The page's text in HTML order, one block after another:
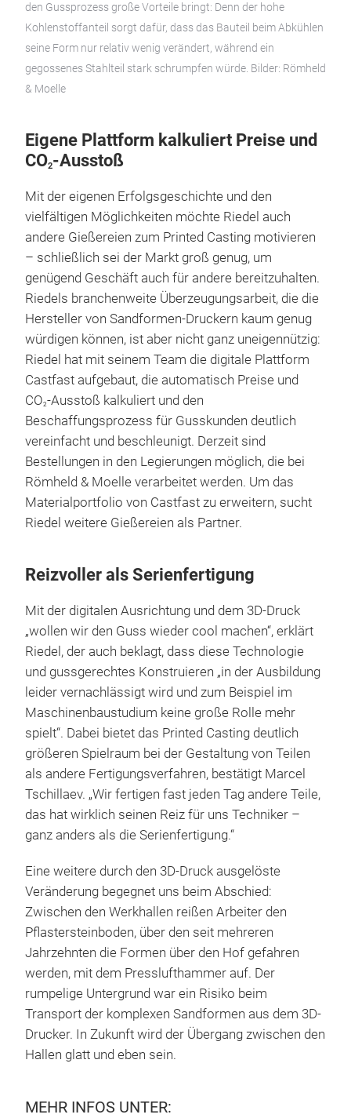
den Gussprozess große Vorteile bringt: Denn der hohe
Kohlenstoffanteil sorgt dafür, dass das Bauteil beim Abkühlen
seine Form nur relativ wenig verändert, während ein
gegossenes Stahlteil stark schrumpfen würde. Bilder: Römheld
& Moelle
Eigene Plattform kalkuliert Preise und
CO2-Ausstoß
Mit der eigenen Erfolgsgeschichte und den
vielfältigen Möglichkeiten möchte Riedel auch
andere Gießereien zum Printed Casting motivieren
– schließlich sei der Markt groß genug, um
genügend Geschäft auch für andere bereitzuhalten.
Riedels branchenweite Überzeugungsarbeit, die die
Hersteller von Sandformen-Druckern kaum genug
würdigen können, ist aber nicht ganz uneigennützig:
Riedel hat mit seinem Team die digitale Plattform
Castfast aufgebaut, die automatisch Preise und
CO2-Ausstoß kalkuliert und den
Beschaffungsprozess für Gusskunden deutlich
vereinfacht und beschleunigt. Derzeit sind
Bestellungen in den Legierungen möglich, die bei
Römheld & Moelle verarbeitet werden. Um das
Materialportfolio von Castfast zu erweitern, sucht
Riedel weitere Gießereien als Partner.
Reizvoller als Serienfertigung
Mit der digitalen Ausrichtung und dem 3D-Druck
„wollen wir den Guss wieder cool machen“, erklärt
Riedel, der auch beklagt, dass diese Technologie
und gussgerechtes Konstruieren „in der Ausbildung
leider vernachlässigt wird und zum Beispiel im
Maschinenbaustudium keine große Rolle mehr
spielt“. Dabei bietet das Printed Casting deutlich
größeren Spielraum bei der Gestaltung von Teilen
als andere Fertigungsverfahren, bestätigt Marcel
Tschillaev. „Wir fertigen fast jeden Tag andere Teile,
das hat wirklich seinen Reiz für uns Techniker –
ganz anders als die Serienfertigung.“
Eine weitere durch den 3D-Druck ausgelöste
Veränderung begegnet uns beim Abschied:
Zwischen den Werkhallen reißen Arbeiter den
Pflastersteinboden, über den seit mehreren
Jahrzehnten die Formen über den Hof gefahren
werden, mit dem Presslufthammer auf. Der
rumpelige Untergrund war ein Risiko beim
Transport der komplexen Sandformen aus dem 3D-
Drucker. In Zukunft wird der Übergang zwischen den
Hallen glatt und eben sein.
MEHR INFOS UNTER: